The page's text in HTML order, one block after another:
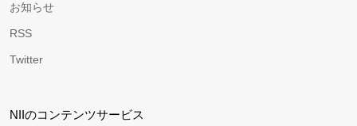
お知らせ
RSS
Twitter
NIIのコンテンツサービス